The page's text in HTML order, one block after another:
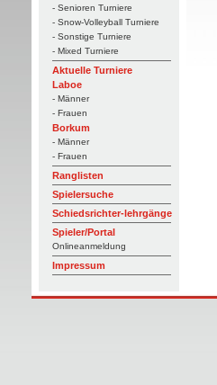
- Senioren Turniere
- Snow-Volleyball Turniere
- Sonstige Turniere
- Mixed Turniere
Aktuelle Turniere
Laboe
- Männer
- Frauen
Borkum
- Männer
- Frauen
Ranglisten
Spielersuche
Schiedsrichter-lehrgänge
Spieler/Portal
Onlineanmeldung
Impressum